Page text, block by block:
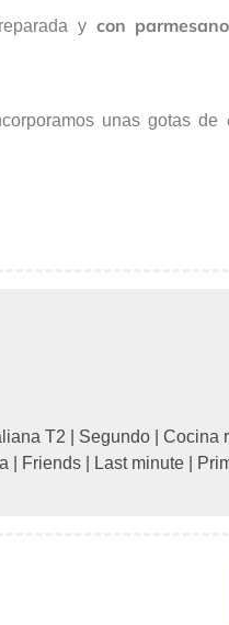
y con parmesano
unas gotas de
T2 Segundo Cocina
Friends Last minute